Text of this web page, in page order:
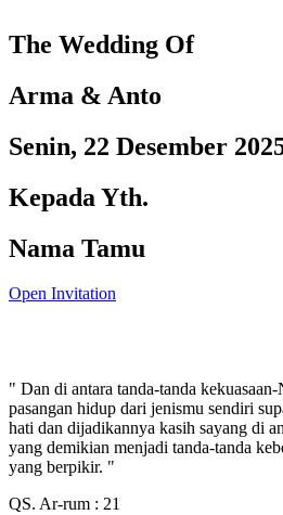
The Wedding Of
Arma & Anto
Senin, 22 Desember
Kepada Yth.
Nama Tamu
Open Invitation
" Dan di antara tanda-tanda
pasangan hidup dari jenismu sendiri
hati dan dijadikannya kasih sayang di
yang demikian menjadi tanda-tanda
yang berpikir. "
QS. Ar-rum : 21